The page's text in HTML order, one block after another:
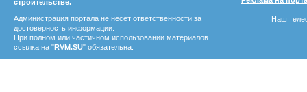
строительстве.
Администрация портала не несет ответственности за
достоверность информации.
При полном или частичном использовании материалов
ссылка на "RVM.SU" обязательна.
Наш